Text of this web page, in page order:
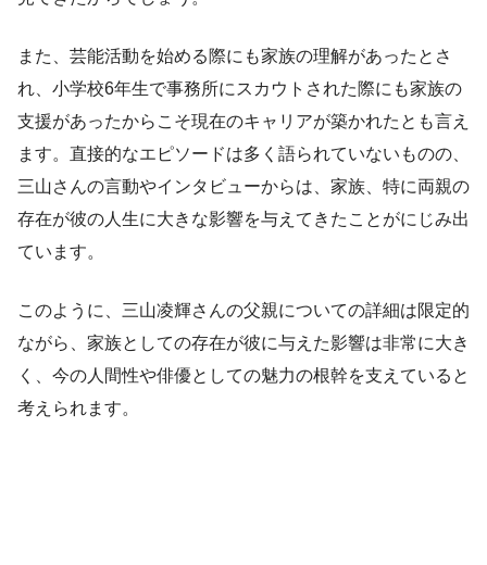
また、芸能活動を始める際にも家族の理解があったとさ
れ、小学校6年生で事務所にスカウトされた際にも家族の
支援があったからこそ現在のキャリアが築かれたとも言え
ます。直接的なエピソードは多く語られていないものの、
三山さんの言動やインタビューからは、家族、特に両親の
存在が彼の人生に大きな影響を与えてきたことがにじみ出
ています。
このように、三山凌輝さんの父親についての詳細は限定的
ながら、家族としての存在が彼に与えた影響は非常に大き
く、今の人間性や俳優としての魅力の根幹を支えていると
考えられます。